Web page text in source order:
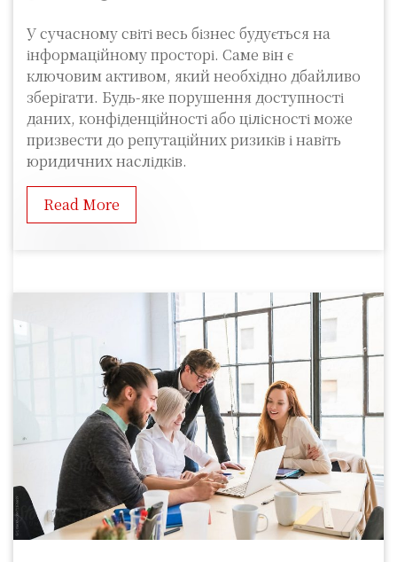
У сучасному світі весь бізнес будується на
інформаційному просторі. Саме він є
ключовим активом, який необхідно дбайливо
зберігати. Будь-яке порушення доступності
даних, конфіденційності або цілісності може
призвести до репутаційних ризиків і навіть
юридичних наслідків.
Read More